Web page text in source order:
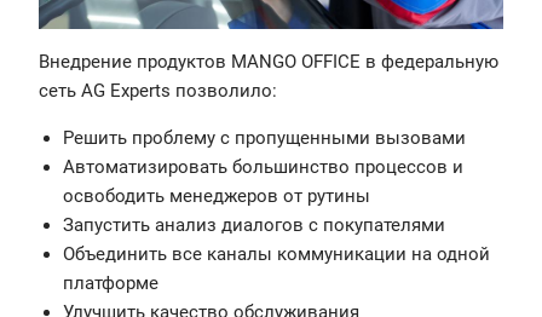
Внедрение продуктов MANGO OFFICE в федеральную
сеть AG Experts позволило:
Решить проблему с пропущенными вызовами
Автоматизировать большинство процессов и
освободить менеджеров от рутины
Запустить анализ диалогов с покупателями
Объединить все каналы коммуникации на одной
платформе